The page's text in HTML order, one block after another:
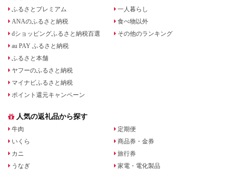
ふるさとプレミアム
ANAのふるさと納税
dショッピングふるさと納税百選
au PAY ふるさと納税
ふるさと本舗
ヤフーのふるさと納税
マイナビふるさと納税
ポイント還元キャンペーン
一人暮らし
食べ物以外
その他のランキング
人気の返礼品から探す
牛肉
いくら
カニ
うなぎ
定期便
商品券・金券
旅行券
家電・電化製品